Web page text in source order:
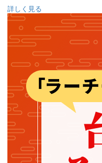
詳しく見る